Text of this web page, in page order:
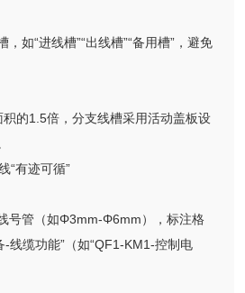
如“进线槽”“出线槽”“备用槽”，避免
的1.5倍，分支线槽采用活动盖板设
“有迹可循”
号管（如Φ3mm-Φ6mm），标注格
线缆功能”（如“QF1-KM1-控制电